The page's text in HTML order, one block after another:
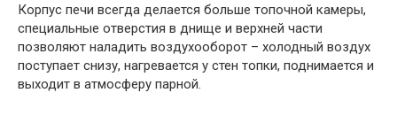
Корпус печи всегда делается больше топочной камеры,
специальные отверстия в днище и верхней части
позволяют наладить воздухооборот – холодный воздух
поступает снизу, нагревается у стен топки, поднимается и
выходит в атмосферу парной.